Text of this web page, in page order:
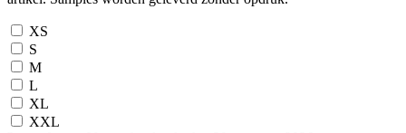
XS
S
M
L
XL
XXL